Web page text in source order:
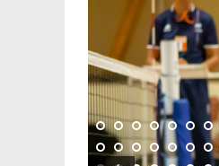
ALBUM
Sens
Club